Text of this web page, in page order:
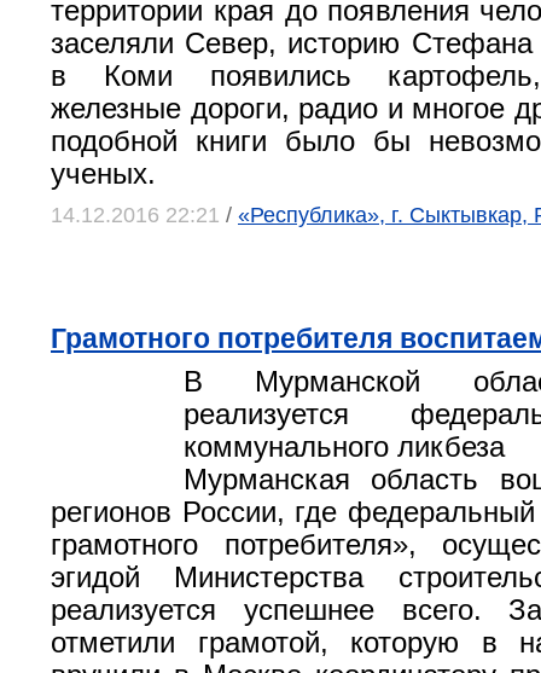
территории края до появления
заселяли Север, историю Стефана
в Коми появились
железные дороги, радио и многое
подобной книги было бы
ученых.
14.12.2016 22:21 / «Республика», г. Сыктывкар,
Грамотного потребителя
В Мурманской
реализуется
коммунального ликбеза
Мурманская область
регионов России, где
грамотного потребителя»,
эгидой Министерства
реализуется успешнее всего.
отметили грамотой, которую в